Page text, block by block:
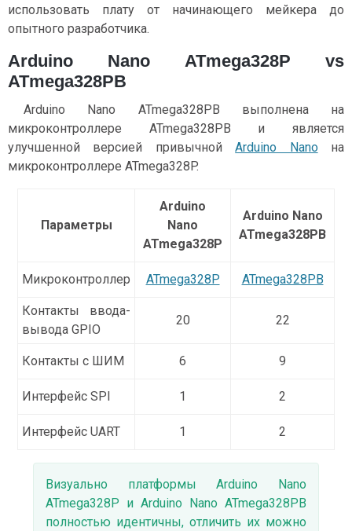
использовать плату от начинающего мейкера до
опытного разработчика.
Arduino Nano ATmega328P vs
ATmega328PB
Arduino Nano ATmega328PB выполнена на
микроконтроллере ATmega328PB и является
улучшенной версией привычнойArduino Nanoна
микроконтроллере ATmega328P.
Параметры
Arduino
Nano
ATmega328P
Arduino Nano
ATmega328PB
Микроконтроллер ATmega328P ATmega328PB
Контакты ввода-
вывода GPIO
20 22
Контакты с ШИМ 6 9
Интерфейс SPI 1 2
Интерфейс UART 1 2
Визуально платформы Arduino Nano
ATmega328P и Arduino Nano ATmega328PB
полностью идентичны, отличить их можно